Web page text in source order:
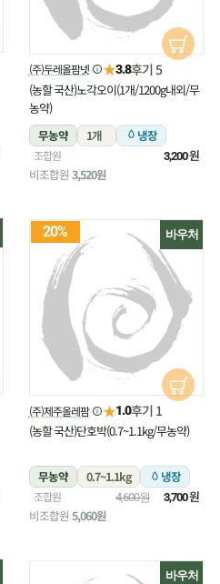
(주)두레올팜넷 ★3.8후기 5
(농할 국산)노각오이(1개/1200g내외/무
농약)
무농약
1개 냉장
조합원 3,200원
비조합원 3,520원
바우처
20%
(주)제주올레팜 ★1.0후기 1
(농할 국산)단호박(0.7~1.1kg/무농약)
무농약 0.7~1.1kg 냉장
조합원 4,600원 3,700원
비조합원 5,060원
바우처